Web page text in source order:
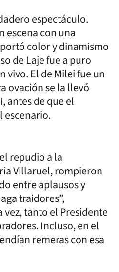
espectáculo.
escena con una
color y dinamismo
de Laje fue a puro
vivo. El de Milei fue un
ovación se la llevó
antes de que el
escenario.
repudio a la
Villaruel, rompieron
entre aplausos y
traidores”,
tanto el Presidente
Incluso, en el
remeras con esa